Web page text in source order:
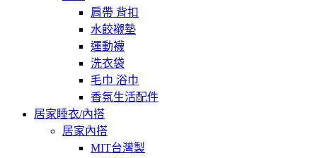
肩帶 背扣
水餃襯墊
運動襪
洗衣袋
毛巾 浴巾
香氛生活配件
居家睡衣/內搭
居家內搭
MIT台灣製